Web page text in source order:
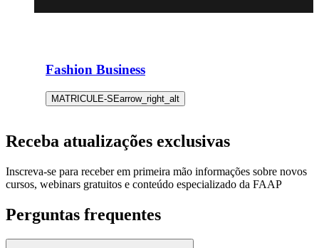
Fashion Business
MATRICULE-SEarrow_right_alt
Receba atualizações exclusivas
Inscreva-se para receber em primeira mão informações sobre novos
cursos, webinars gratuitos e conteúdo especializado da FAAP
Perguntas frequentes